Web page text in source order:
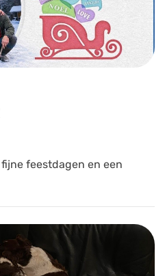
feestdagen en een